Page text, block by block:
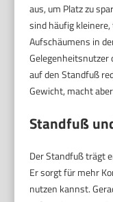
aus, um Platz zu
sind häufig
Aufschäumens in
Gelegenheitsnutzer
auf den Standfuß
Gewicht, macht
Standfuß
Der Standfuß trägt
Er sorgt für mehr
nutzen kannst.